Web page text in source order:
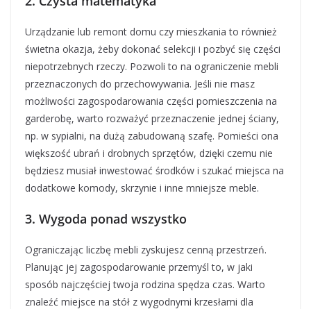
Urządzanie lub remont domu czy mieszkania to również
świetna okazja, żeby dokonać selekcji i pozbyć się części
niepotrzebnych rzeczy. Pozwoli to na ograniczenie mebli
przeznaczonych do przechowywania. Jeśli nie masz
możliwości zagospodarowania części pomieszczenia na
garderobę, warto rozważyć przeznaczenie jednej ściany,
np. w sypialni, na dużą zabudowaną szafę. Pomieści ona
większość ubrań i drobnych sprzętów, dzięki czemu nie
będziesz musiał inwestować środków i szukać miejsca na
dodatkowe komody, skrzynie i inne mniejsze meble.
3. Wygoda ponad wszystko
Ograniczając liczbę mebli zyskujesz cenną przestrzeń.
Planując jej zagospodarowanie przemyśl to, w jaki
sposób najczęściej twoja rodzina spędza czas. Warto
znaleźć miejsce na stół z wygodnymi krzesłami dla